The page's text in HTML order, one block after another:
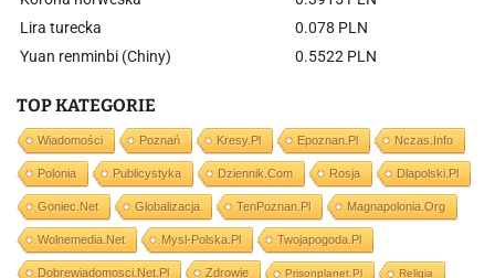
Lira turecka
0.078 PLN
Yuan renminbi (Chiny)
0.5522 PLN
TOP KATEGORIE
Wiadomości Poznań Kresy.pl Epoznan.pl Nczas.info
Polonia Publicystyka Dziennik.com Rosja Dlapolski.pl
Goniec.net Globalizacja TenPoznan.pl Magnapolonia.org
Wolnemedia.net Mysl-Polska.pl Twojapogoda.pl
Dobrewiadomosci.net.pl Zdrowie Prisonplanet.pl Religia